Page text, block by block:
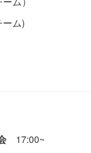
ム)
17:00~